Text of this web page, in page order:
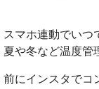
スマホ連動でいつ
夏や冬など温度管
前にインスタでコ